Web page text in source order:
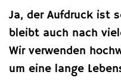
Ja, der Aufdruck ist
bleibt auch nach
Wir verwenden
um eine lange